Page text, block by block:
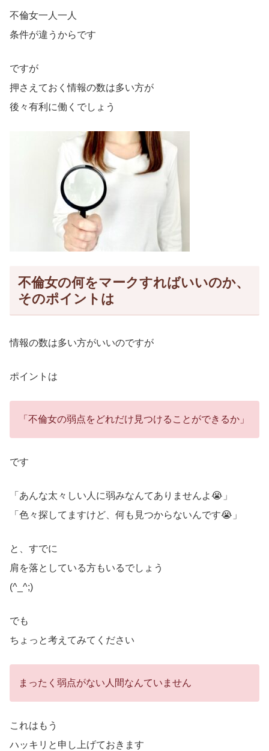
不倫女一人一人
条件が違うからです
ですが
押さえておく情報の数は多い方が
後々有利に働くでしょう
不倫女の何をマークすればいいのか、
そのポイントは
情報の数は多い方がいいのですが
ポイントは
「不倫女の弱点をどれだけ見つけることができるか」
です
「あんな太々しい人に弱みなんてありませんよ😭」
「色々探してますけど、何も見つからないんです😭」
と、すでに
肩を落としている方もいるでしょう
(^_^;)
でも
ちょっと考えてみてください
まったく弱点がない人間なんていません
これはもう
ハッキリと申し上げておきます